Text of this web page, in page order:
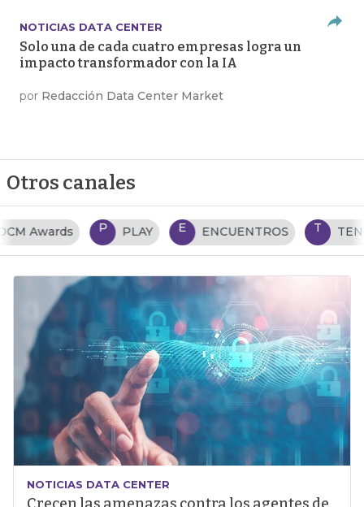
NOTICIAS DATA CENTER
Solo una de cada cuatro empresas logra un
impacto transformador con la IA
por Redacción Data Center Market
Otros canales
P PLAY E ENCUENTROS T TENDENCIAS TI
NOTICIAS DATA CENTER